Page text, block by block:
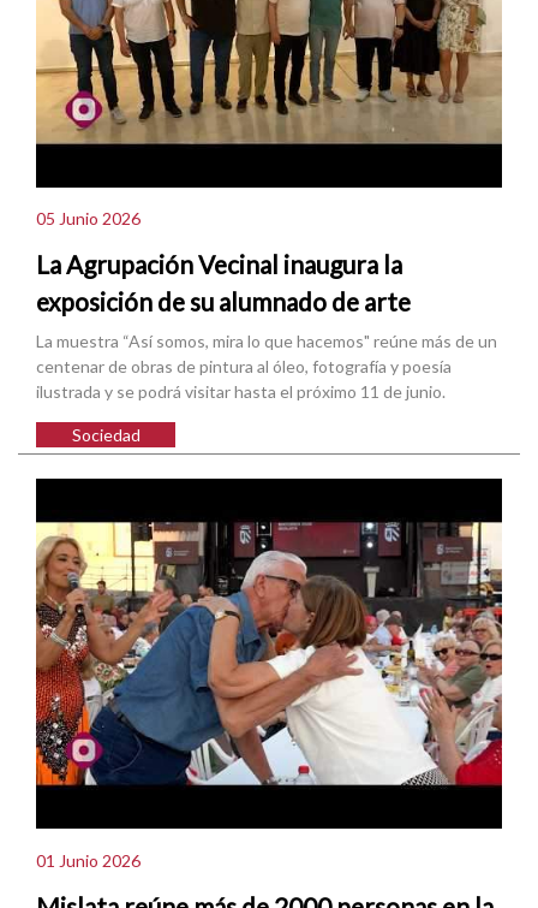
05 Junio 2026
La Agrupación Vecinal inaugura la
exposición de su alumnado de arte
La muestra “Así somos, mira lo que hacemos" reúne más de un
centenar de obras de pintura al óleo, fotografía y poesía
ilustrada y se podrá visitar hasta el próximo 11 de junio.
Sociedad
01 Junio 2026